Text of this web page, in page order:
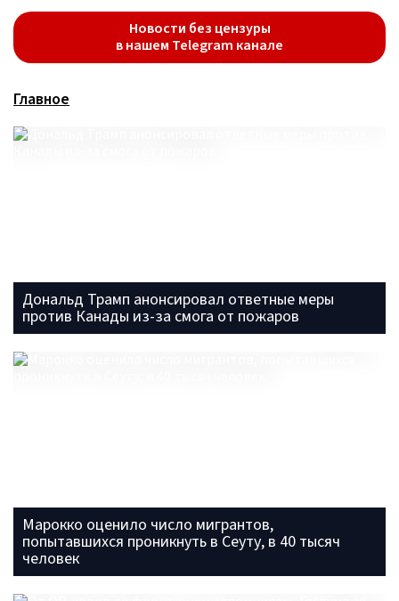
Новости без цензуры
в нашем Telegram канале
Главное
Дональд Трамп анонсировал ответные меры
против Канады из-за смога от пожаров
Марокко оценило число мигрантов,
попытавшихся проникнуть в Сеуту, в 40 тысяч
человек